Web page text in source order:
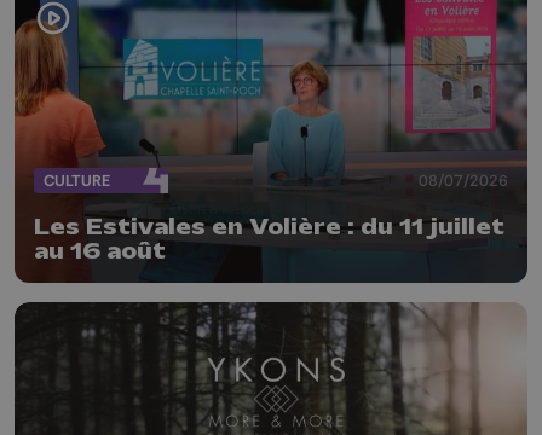
CULTURE 08/07/2026
Les Estivales en Volière : du 11 juillet
au 16 août